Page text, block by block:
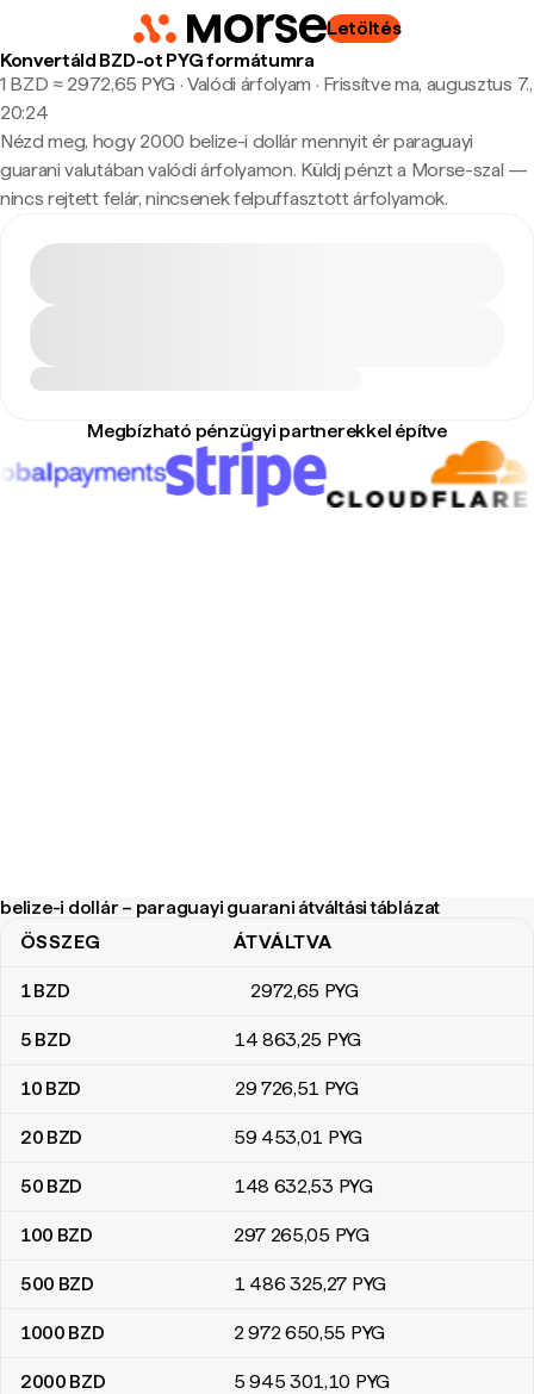
Letöltés
Konvertáld BZD-ot PYG formátumra
1 BZD ≈ 2972,65 PYG · Valódi árfolyam · Frissítve ma, augusztus 7.,
20:24
Nézd meg, hogy 2000 belize-i dollár mennyit ér paraguayi
guarani valutában valódi árfolyamon. Küldj pénzt a Morse-szal —
nincs rejtett felár, nincsenek felpuffasztott árfolyamok.
Megbízható pénzügyi partnerekkel építve
belize-i dollár – paraguayi guarani átváltási táblázat
belize-i dollár – paraguayi guarani átváltási táblázat
ÖSSZEG ÁTVÁLTVA
1BZD 2972,65 PYG
5 BZD 14 863,25 PYG
10 BZD 29 726,51 PYG
20 BZD 59 453,01 PYG
50 BZD 148 632,53 PYG
100 BZD 297 265,05 PYG
500 BZD 1 486 325,27 PYG
1000 BZD 2 972 650,55 PYG
2000 BZD 5 945 301,10 PYG